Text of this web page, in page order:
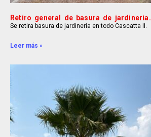
Retiro general de basura de jardineria.
Se retira basura de jardineria en todo Cascatta II.
Leer más »